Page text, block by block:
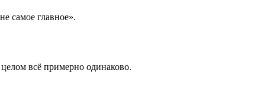
самое главное».
всё примерно одинаково.